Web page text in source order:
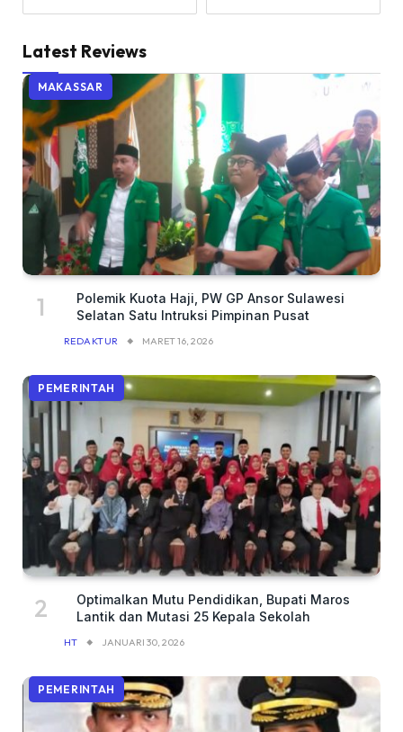
Latest Reviews
MAKASSAR
Polemik Kuota Haji, PW GP Ansor Sulawesi
Selatan Satu Intruksi Pimpinan Pusat
REDAKTUR MARET 16, 2026
PEMERINTAH
Optimalkan Mutu Pendidikan, Bupati Maros
Lantik dan Mutasi 25 Kepala Sekolah
HT JANUARI 30, 2026
PEMERINTAH